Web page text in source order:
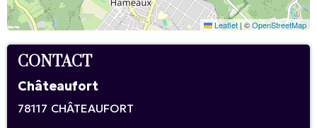
Leaflet | ©OpenStreetMap
CONTACT
Châteaufort
78117 CHÂTEAUFORT